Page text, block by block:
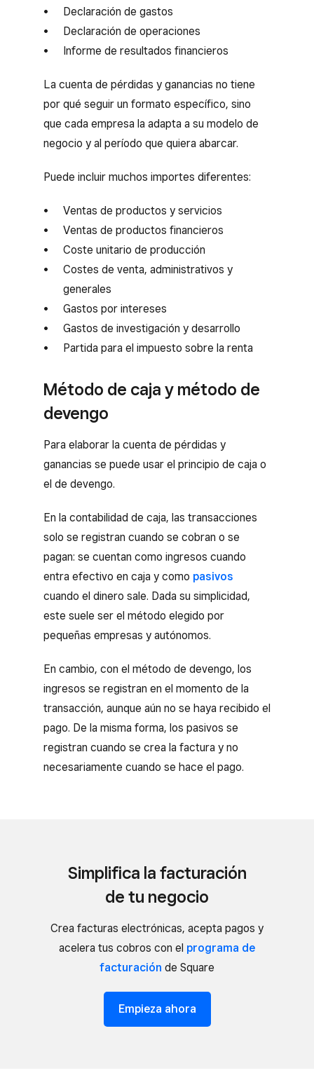
Declaración de gastos
Declaración de operaciones
Informe de resultados financieros
La cuenta de pérdidas y ganancias no tiene
por qué seguir un formato específico, sino
que cada empresa la adapta a su modelo de
negocio y al período que quiera abarcar.
Puede incluir muchos importes diferentes:
Ventas de productos y servicios
Ventas de productos financieros
Coste unitario de producción
Costes de venta, administrativos y
generales
Gastos por intereses
Gastos de investigación y desarrollo
Partida para el impuesto sobre la renta
Método de caja y método de
devengo
Para elaborar la cuenta de pérdidas y
ganancias se puede usar el principio de caja o
el de devengo.
En la contabilidad de caja, las transacciones
solo se registran cuando se cobran o se
pagan: se cuentan como ingresos cuando
entra efectivo en caja y como pasivos
cuando el dinero sale. Dada su simplicidad,
este suele ser el método elegido por
pequeñas empresas y autónomos.
En cambio, con el método de devengo, los
ingresos se registran en el momento de la
transacción, aunque aún no se haya recibido el
pago. De la misma forma, los pasivos se
registran cuando se crea la factura y no
necesariamente cuando se hace el pago.
Simplifica la facturación
de tu negocio
Crea facturas electrónicas, acepta pagos y
acelera tus cobros con el programa de
facturación de Square
Empieza ahora